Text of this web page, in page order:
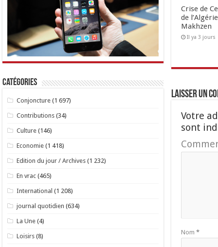
Crise de
de
Makhzen
Il ya 3 jours
Laisser un
Votre
sont
Nom *
Catégories
Conjoncture (1 697)
Contributions (34)
Culture (146)
Economie (1 418)
Edition du jour / Archives (1 232)
En vrac (465)
International (1 208)
journal quotidien (634)
La Une (4)
Loisirs (8)